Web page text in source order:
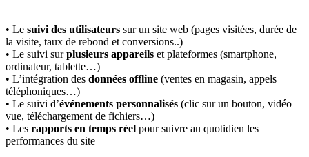
• Le suivi des utilisateurs sur un site web (pages visitées, durée de
la visite, taux de rebond et conversions..)
• Le suivi surplusieurs appareils et plateformes (smartphone,
ordinateur, tablette…)
• L’intégration des données offline (ventes en magasin, appels
téléphoniques…)
• Le suivi d’événements personnalisés (clic sur un bouton, vidéo
vue, téléchargement de fichiers…)
• Les rapports en temps réel pour suivre au quotidien les
performances du site